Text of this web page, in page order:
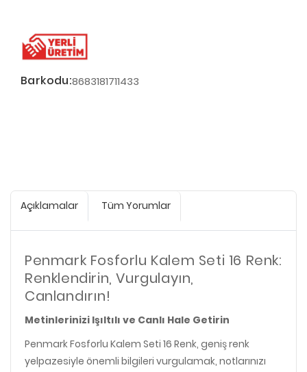
Barkodu:8683181711433
Açıklamalar Tüm Yorumlar
Penmark Fosforlu Kalem Seti 16 Renk:
Renklendirin, Vurgulayın,
Canlandırın!
Metinlerinizi Işıltılı ve Canlı Hale Getirin
Penmark Fosforlu Kalem Seti 16 Renk, geniş renk
yelpazesiyle önemli bilgileri vurgulamak, notlarınızı